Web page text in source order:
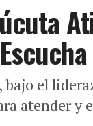
el
atender y